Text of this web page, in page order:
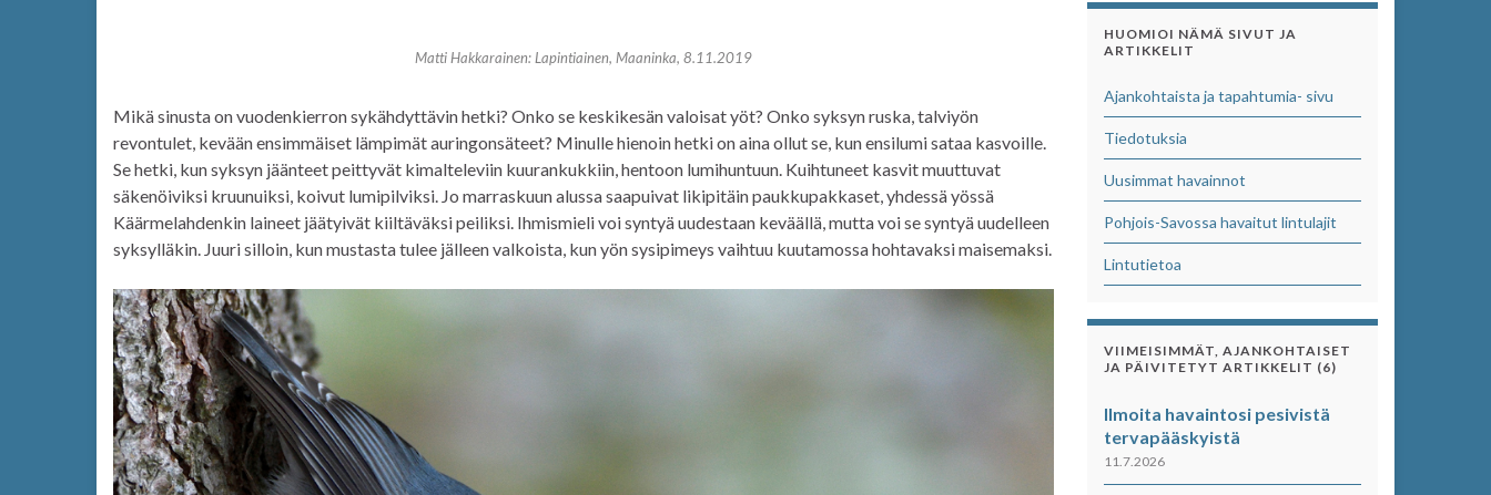
Matti Hakkarainen: Lapintiainen, Maaninka, 8.11.2019
Mikä sinusta on vuodenkierron sykähdyttävin hetki? Onko se keskikesän valoisat yöt? Onko syksyn ruska, talviyön
revontulet, kevään ensimmäiset lämpimät auringonsäteet? Minulle hienoin hetki on aina ollut se, kun ensilumi sataa kasvoille.
Se hetki, kun syksyn jäänteet peittyvät kimalteleviin kuurankukkiin, hentoon lumihuntuun. Kuihtuneet kasvit muuttuvat
säkenöiviksi kruunuiksi, koivut lumipilviksi. Jo marraskuun alussa saapuivat likipitäin paukkupakkaset, yhdessä yössä
Käärmelahdenkin laineet jäätyivät kiiltäväksi peiliksi. Ihmismieli voi syntyä uudestaan keväällä, mutta voi se syntyä uudelleen
syksylläkin. Juuri silloin, kun mustasta tulee jälleen valkoista, kun yön sysipimeys vaihtuu kuutamossa hohtavaksi maisemaksi.
HUOMIOI NÄMÄ SIVUT JA
ARTIKKELIT
Ajankohtaista ja tapahtumia- sivu
Tiedotuksia
Uusimmat havainnot
Pohjois-Savossa havaitut lintulajit
Lintutietoa
VIIMEISIMMÄT, AJANKOHTAISET
JA PÄIVITETYT ARTIKKELIT (6)
Ilmoita havaintosi pesivistä
tervapääskyistä
11.7.2026